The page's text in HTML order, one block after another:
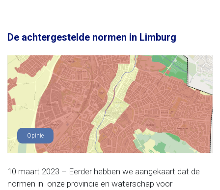
De achtergestelde normen in Limburg
Opinie
10 maart 2023 – Eerder hebben we aangekaart dat de
normen in onze provincie en waterschap voor